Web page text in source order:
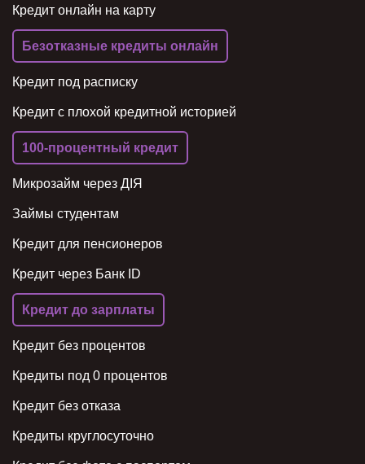
Кредит онлайн на карту
Безотказные кредиты онлайн
Кредит под расписку
Кредит с плохой кредитной историей
100-процентный кредит
Микрозайм через ДІЯ
Займы студентам
Кредит для пенсионеров
Кредит через Банк ID
Кредит до зарплаты
Кредит без процентов
Кредиты под 0 процентов
Кредит без отказа
Кредиты круглосуточно